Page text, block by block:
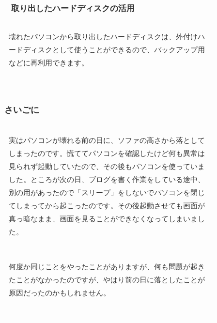
取り出したハードディスクの活用
壊れたパソコンから取り出したハードディスクは、外付けハ
ードディスクとして使うことができるので、バックアップ用
などに再利用できます。
さいごに
実はパソコンが壊れる前の日に、ソファの高さから落として
しまったのです。慌ててパソコンを確認したけど何も異常は
見られず起動していたので、その後もパソコンを使っていま
した。ところが次の日、ブログを書く作業をしている途中、
別の用があったので「スリープ」をしないでパソコンを閉じ
てしまってから起こったのです。その後起動させても画面が
真っ暗なまま、画面を見ることができなくなってしまいまし
た。
何度か同じことをやったことがありますが、何も問題が起き
たことがなかったのですが、やはり前の日に落としたことが
原因だったのかもしれません。